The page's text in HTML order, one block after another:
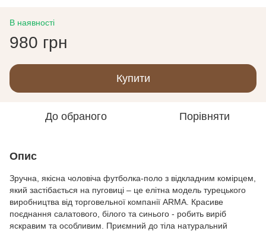
В наявності
980 грн
Купити
До обраного Порівняти
Опис
Зручна, якісна чоловіча футболка-поло з відкладним комірцем,
який застібається на пуговиці – це елітна модель турецького
виробництва від торговельної компанії ARMA. Красиве
поєднання салатового, білого та синього - робить виріб
яскравим та особливим. Приємний до тіла натуральний